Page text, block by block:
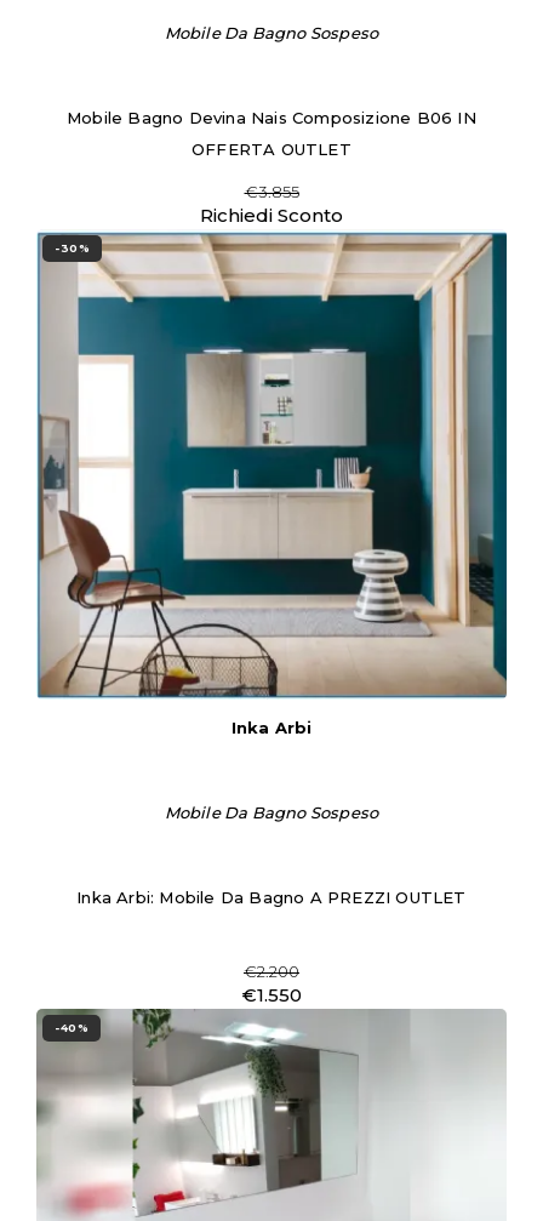
Mobile Da Bagno Sospeso
Mobile Bagno Devina Nais Composizione B06 IN
OFFERTA OUTLET
€3.855
Richiedi Sconto
-30%
Inka Arbi
Mobile Da Bagno Sospeso
Inka Arbi: Mobile Da Bagno A PREZZI OUTLET
€2.200
€1.550
-40%